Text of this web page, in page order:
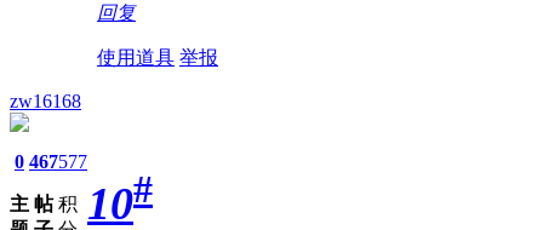
回复
使用道具 举报
zw16168
0
主
467
帖
577
积 10#